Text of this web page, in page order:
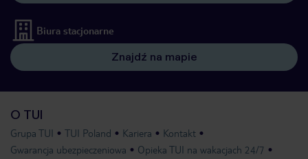
Biura stacjonarne
Znajdź na mapie
O TUI
Grupa TUI TUI Poland Kariera
Kontakt
Gwarancja ubezpieczeniowa
Opieka TUI na wakacjach 24/7